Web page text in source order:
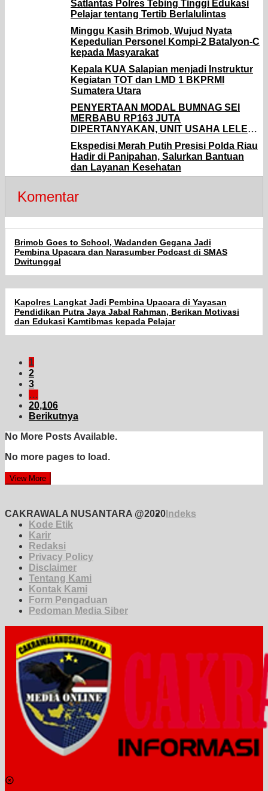
Satlantas Polres Tebing Tinggi Edukasi
Pelajar tentang Tertib Berlalulintas
Minggu Kasih Brimob, Wujud Nyata
Kepedulian Personel Kompi-2 Batalyon-C
kepada Masyarakat
Kepala KUA Salapian menjadi Instruktur
Kegiatan TOT dan LMD 1 BKPRMI
Sumatera Utara
PENYERTAAN MODAL BUMNAG SEI
MERBABU RP163 JUTA
DIPERTANYAKAN, UNIT USAHA LELE
MERUGI DAN BERUJUNG TAK JELAS
Ekspedisi Merah Putih Presisi Polda Riau
Hadir di Panipahan, Salurkan Bantuan
dan Layanan Kesehatan
Komentar
Brimob Goes to School, Wadanden Gegana Jadi
Pembina Upacara dan Narasumber Podcast di SMAS
Dwitunggal
Kapolres Langkat Jadi Pembina Upacara di Yayasan
Pendidikan Putra Jaya Jabal Rahman, Berikan Motivasi
dan Edukasi Kamtibmas kepada Pelajar
1
2
3
…
20,106
Berikutnya
No More Posts Available.
No more pages to load.
View More
CAKRAWALA NUSANTARA @2020 Indeks
Kode Etik
Karir
Redaksi
Privacy Policy
Disclaimer
Tentang Kami
Kontak Kami
Form Pengaduan
Pedoman Media Siber